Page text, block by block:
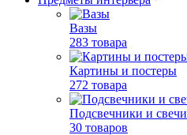
Вазы
283 товара
Картины и постеры
272 товара
Подсвечники и свечи
30 товаров